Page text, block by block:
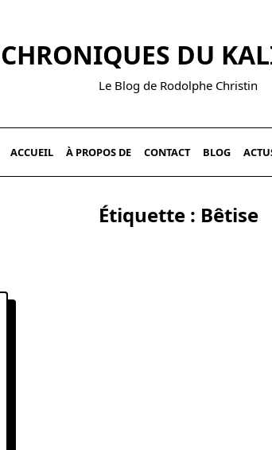
CHRONIQUES DU
Le Blog de Rodolphe Christin
ACCUEIL À PROPOS DE CONTACT BLOG
Étiquette : Bêtise